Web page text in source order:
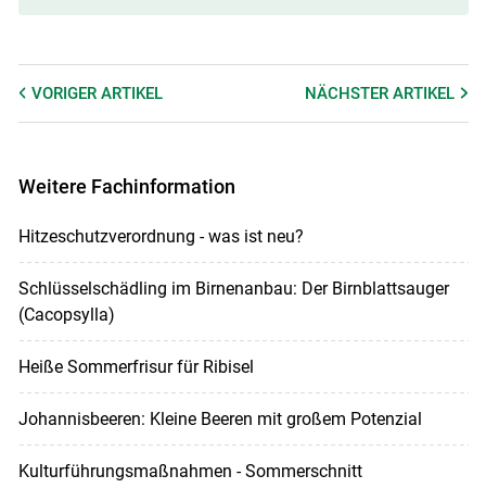
VORIGER ARTIKEL NÄCHSTERARTIKEL
Weitere Fachinformation
Hitzeschutzverordnung - was ist neu?
Schlüsselschädling im Birnenanbau: Der Birnblattsauger
(Cacopsylla)
Heiße Sommerfrisur für Ribisel
Johannisbeeren: Kleine Beeren mit großem Potenzial
Kulturführungsmaßnahmen - Sommerschnitt